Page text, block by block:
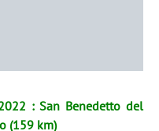
: San Benedetto del
(159 km)